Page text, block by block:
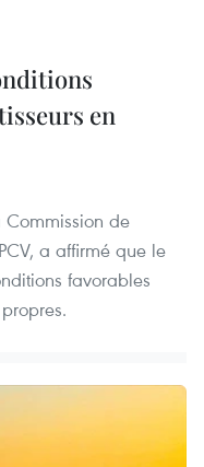
en
de
a affirmé que le
favorables